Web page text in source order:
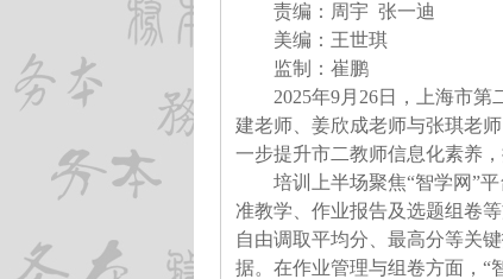
责编：周宇 张一迪
美编：王世琪
监制：崔鹏
2025年9月26日，上海市第
建老师、姜欣成老师与张琪老
一步提升市二教师信息化素养
培训上半场聚焦“智学网”
准教学、作业报告及选题组卷等
自由调取平均分、最高分等关
据。在作业管理与组卷方面 ，